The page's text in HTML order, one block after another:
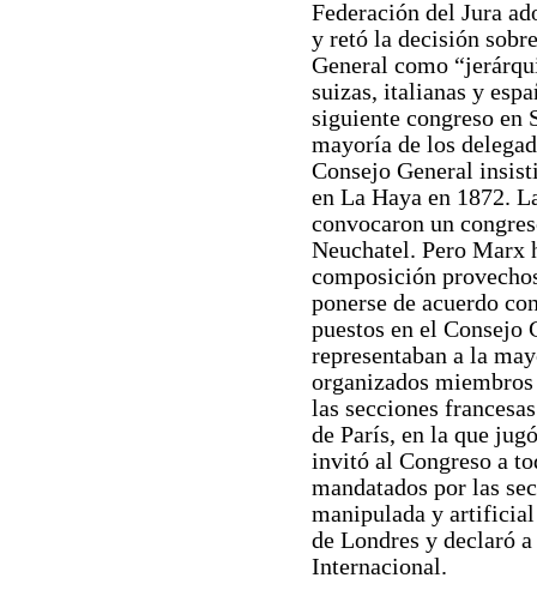
Federación del Jura
y retó la decisión
General como
suizas, italianas y
siguiente congreso en
mayoría de los
Consejo General
en La Haya en 1872.
convocaron un
Neuchatel. Pero Marx
composición
ponerse de acuerdo
puestos en el Consejo
representaban a la
organizados
las secciones
de París, en la que
invitó al Congreso a
mandatados por las
manipulada y artificial
de Londres y declaró
Internacional.